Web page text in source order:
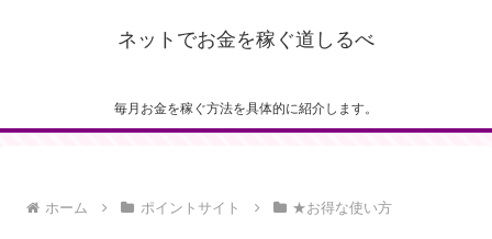
ネットでお金を稼ぐ道しるべ
毎月お金を稼ぐ方法を具体的に紹介します。
ホーム ポイントサイト ★お得な使い方